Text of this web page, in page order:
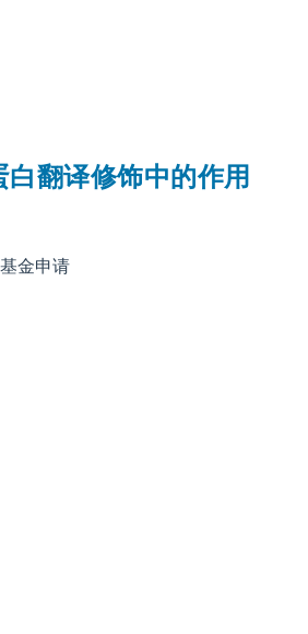
翻译修饰中的作用
基金申请